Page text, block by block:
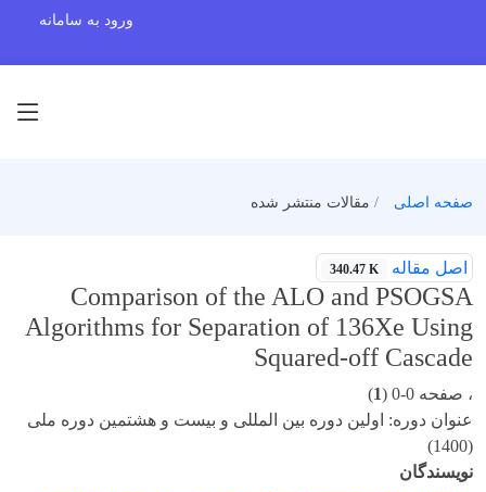
ورود به سامانه
صفحه اصلی مقالات منتشر شده
اصل مقاله 340.47 K
Comparison of the ALO and PSOGSA
Algorithms for Separation of 136Xe Using
Squared-off Cascade
، صفحه 0-0 ( 1
)
عنوان دوره: اولین دوره بین المللی و بیست و هشتمین دوره ملی
(1400)
نویسندگان